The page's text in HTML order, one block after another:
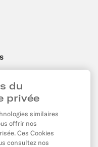
Permanents
du
privée
similaires
offrir nos
Ces Cookies
consultez nos